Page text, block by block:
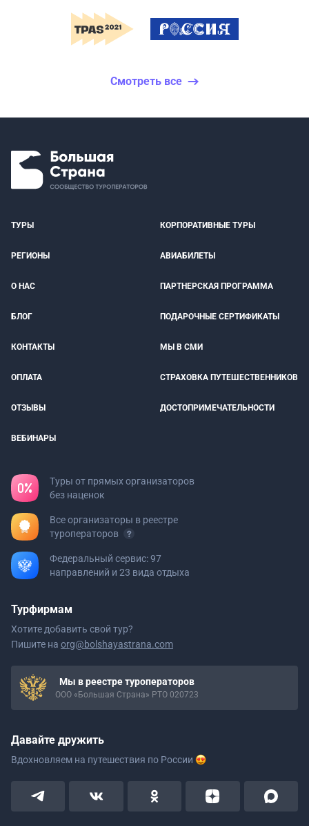
Смотреть все
ТУРЫ КОРПОРАТИВНЫЕ ТУРЫ
РЕГИОНЫ АВИАБИЛЕТЫ
О НАС ПАРТНЕРСКАЯ ПРОГРАММА
БЛОГ ПОДАРОЧНЫЕ СЕРТИФИКАТЫ
КОНТАКТЫ МЫ В СМИ
ОПЛАТА СТРАХОВКА ПУТЕШЕСТВЕННИКОВ
ОТЗЫВЫ ДОСТОПРИМЕЧАТЕЛЬНОСТИ
ВЕБИНАРЫ
Туры от прямых организаторов
без наценок
Все организаторы в реестре
туроператоров
Федеральный сервис: 97
направлений и 23 вида отдыха
Турфирмам
Хотите добавить свой тур?
Пишите на org@bolshayastrana.com
Мы в реестре туроператоров
ООО «Большая Страна» РТО 020723
Давайте дружить
Вдохновляем на путешествия по России